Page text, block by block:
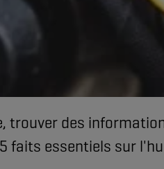
trouver des
faits essentiels sur